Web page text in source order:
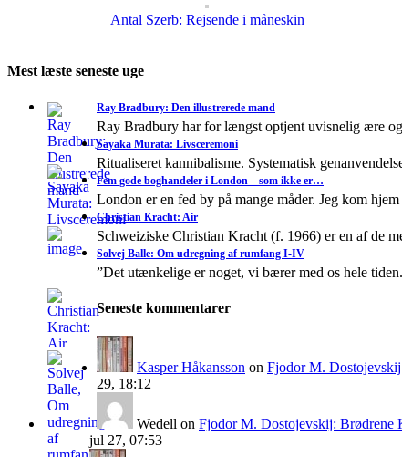
Antal Szerb: Rejsende i måneskin
Mest læste seneste uge
Ray Bradbury: Den illustrerede mand
Ray Bradbury har for længst optjent uvisnelig ære
Sayaka Murata: Livsceremoni
Ritualiseret kannibalisme. Systematisk
Fem gode boghandeler i London – som ikke er…
London er en fed by på mange måder. Jeg kom
Christian Kracht: Air
Schweiziske Christian Kracht (f. 1966) er en af de
Solvej Balle: Om udregning af rumfang I-IV
”Det utænkelige er noget, vi bærer med os hele
Seneste kommentarer
Kasper Håkansson on Fjodor M.
29, 18:12
Wedell on Fjodor M. Dostojevskij: Brødrene
jul 27, 07:53